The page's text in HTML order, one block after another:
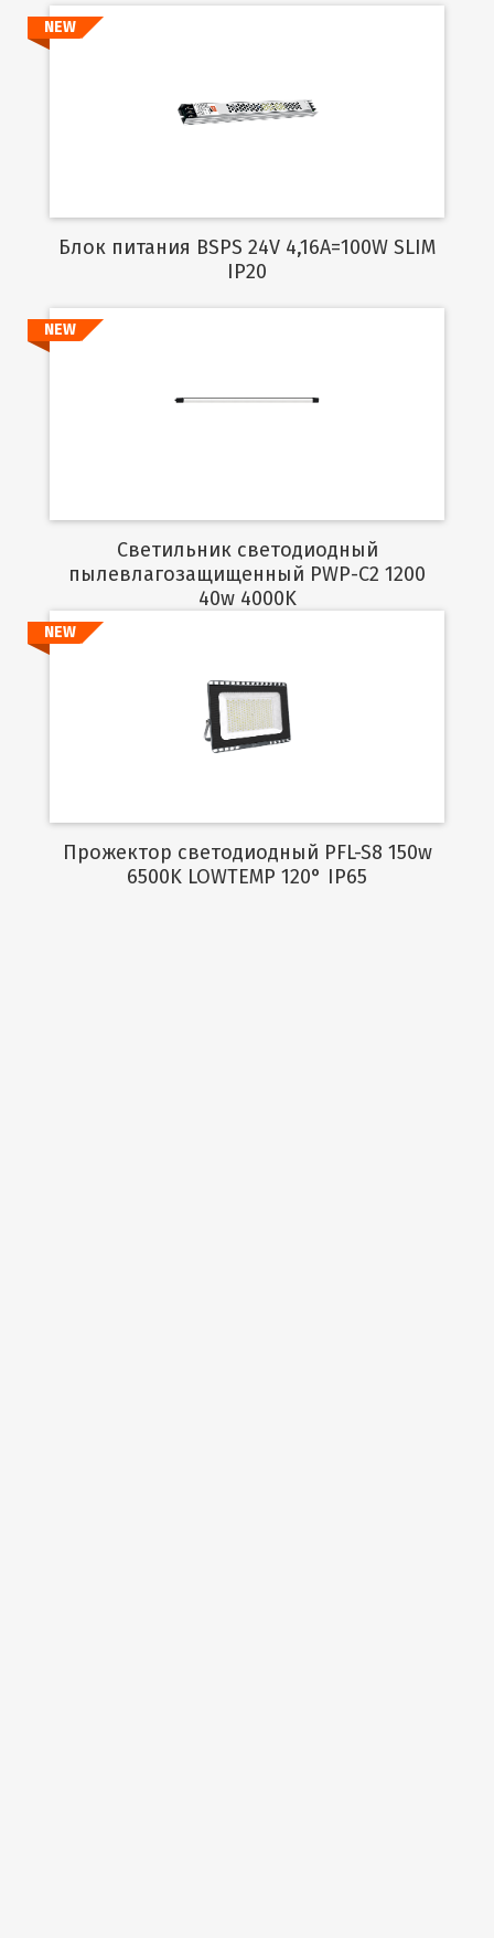
Подробнее
NEW
Блок питания BSPS 24V 4,16A=100W SLIM
IP20
NEW
Светильник светодиодный
пылевлагозащищенный PWP-C2 1200
40w 4000K
Подробнее
NEW
Прожектор светодиодный PFL-S8 150w
6500K LOWTEMP 120° IP65